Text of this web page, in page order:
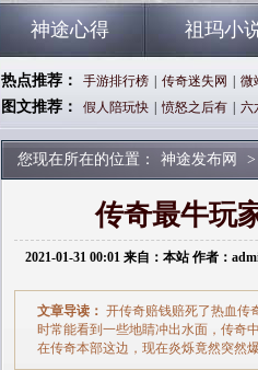
神途心得 祖玛小
热点推荐： 手游排行榜 传奇迷失网 微
图文推荐： 假人陪玩快 愤怒之后有 六
您现在所在的位置： 神途发布网 >
传奇最牛玩
2021-01-31 00:01 来自：本站 作者：
文章导读： 开传奇赔钱赔死了热血传
时常能看到一些地睛冲出水面，传奇
在传奇本部这边，现在炎烁竟然突然